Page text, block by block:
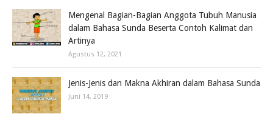
Mengenal Bagian-Bagian Anggota Tubuh Manusia
dalam Bahasa Sunda Beserta Contoh Kalimat dan
Artinya
Agustus 12, 2021
Jenis-Jenis dan Makna Akhiran dalam Bahasa Sunda
Juni 14, 2019